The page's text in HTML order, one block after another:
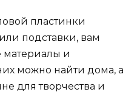
пластинки
подставки, вам
материалы и
можно найти дома, а
для творчества и